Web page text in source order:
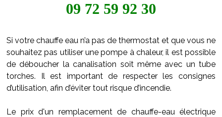
09 72 59 92 30
Si votre chauffe eau n’a pas de thermostat et que vous ne
souhaitez pas utiliser une pompe à chaleur, il est possible
de déboucher la canalisation soit même avec un tube
torches. Il est important de respecter les consignes
d’utilisation, afin d’éviter tout risque d’incendie.
Le prix d'un remplacement de chauffe-eau électrique